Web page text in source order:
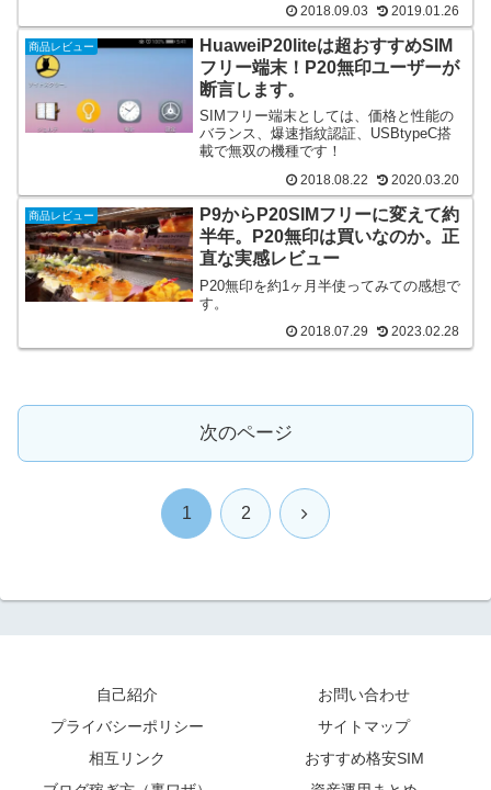
2018.09.03 2019.01.26
商品レビュー
HuaweiP20liteは超おすすめSIM
フリー端末！P20無印ユーザーが
断言します。
SIMフリー端末としては、価格と性能の
バランス、爆速指紋認証、USBtypeC搭
載で無双の機種です！
2018.08.22 2020.03.20
商品レビュー
P9からP20SIMフリーに変えて約
半年。P20無印は買いなのか。正
直な実感レビュー
P20無印を約1ヶ月半使ってみての感想で
す。
2018.07.29 2023.02.28
次のページ
1 2 次
自己紹介
お問い合わせ
プライバシーポリシー
サイトマップ
相互リンク
おすすめ格安SIM